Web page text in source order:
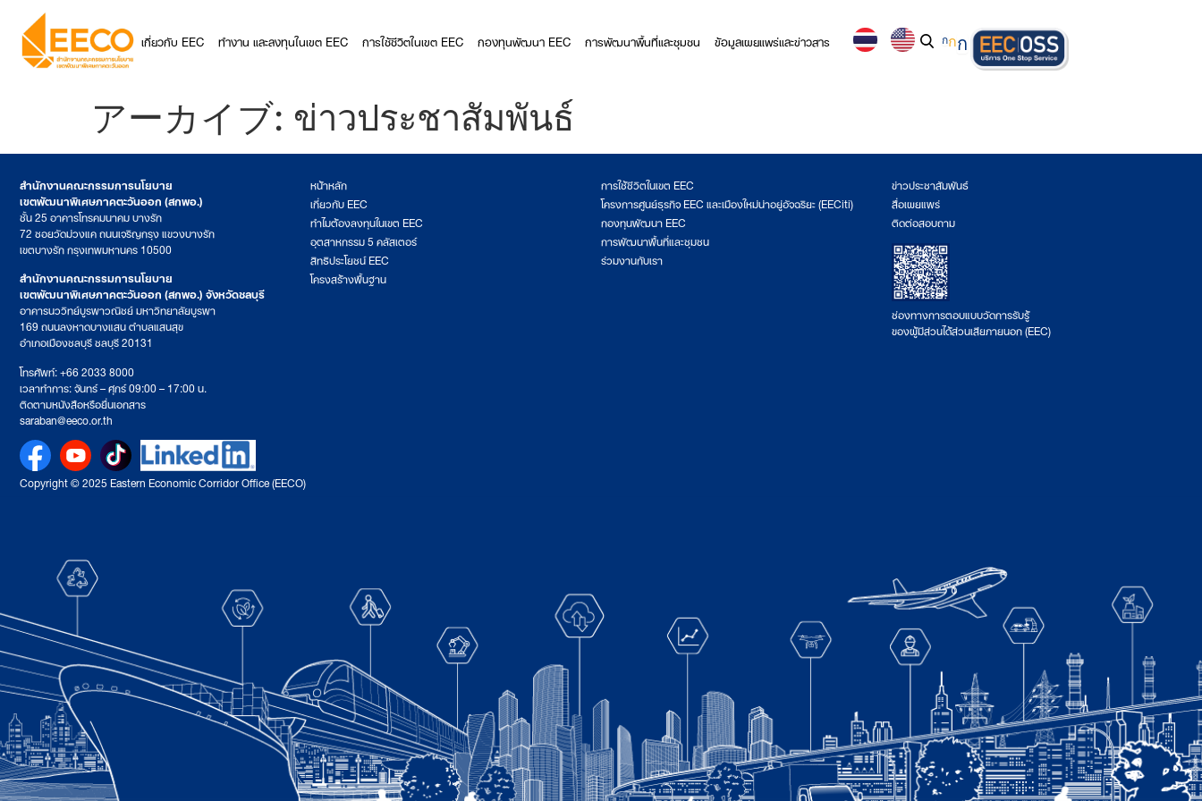
เกี่ยวกับ EEC ทำงาน และลงทุนในเขต EEC การใช้ชีวิตในเขต EEC กองทุนพัฒนา EEC การพัฒนาพื้นที่และชุมชน ข้อมูลเผยแพร่และข่าวสาร กกก
アーカイブ: ข่าวประชาสัมพันธ์
สำนักงานคณะกรรมการนโยบาย
เขตพัฒนาพิเศษภาคตะวันออก (สกพอ.)
ชั้น 25 อาคารโทรคมนาคม บางรัก
72 ซอยวัดม่วงแค ถนนเจริญกรุง แขวงบางรัก
เขตบางรัก กรุงเทพมหานคร 10500
สำนักงานคณะกรรมการนโยบาย
เขตพัฒนาพิเศษภาคตะวันออก (สกพอ.) จังหวัดชลบุรี
อาคารนววิทย์บูรพาวณิชย์ มหาวิทยาลัยบูรพา
169 ถนนลงหาดบางแสน ตำบลแสนสุข
อำเภอเมืองชลบุรี ชลบุรี 20131
โทรศัพท์: +66 2033 8000
เวลาทำการ: จันทร์ – ศุกร์ 09:00 – 17:00 น.
ติดตามหนังสือหรือยื่นเอกสาร
saraban@eeco.or.th
หน้าหลัก
เกี่ยวกับ EEC
ทำไมต้องลงทุนในเขต EEC
อุตสาหกรรม 5 คลัสเตอร์
สิทธิประโยชน์ EEC
โครงสร้างพื้นฐาน
การใช้ชีวิตในเขต EEC
โครงการศูนย์ธุรกิจ EEC และเมืองใหม่น่าอยู่อัจฉริยะ (EECiti)
กองทุนพัฒนา EEC
การพัฒนาพื้นที่และชุมชน
ร่วมงานกับเรา
ข่าวประชาสัมพันธ์
สื่อเผยแพร่
ติดต่อสอบถาม
ช่องทางการตอบแบบวัดการรับรู้
ของผู้มีส่วนได้ส่วนเสียภายนอก (EEC)
Copyright © 2025 Eastern Economic Corridor Office (EECO)